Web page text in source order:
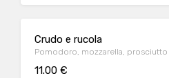
Crudo e rucola
Pomodoro, mozzarella,
11.00 €